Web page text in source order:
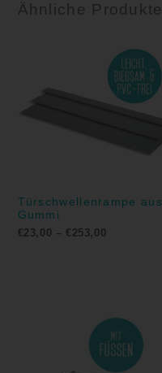
Ähnliche Produkte
Türschwellenrampe aus
Gummi
€23,00 – € 253,00
€23,00
bis
€253,00
€449,00
bis
€689,00